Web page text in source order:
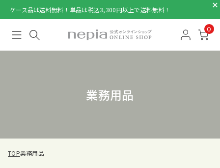
ケース品は送料無料！単品は税込3,300円以上で送料無料！
0
業務用品
TOP業務用品